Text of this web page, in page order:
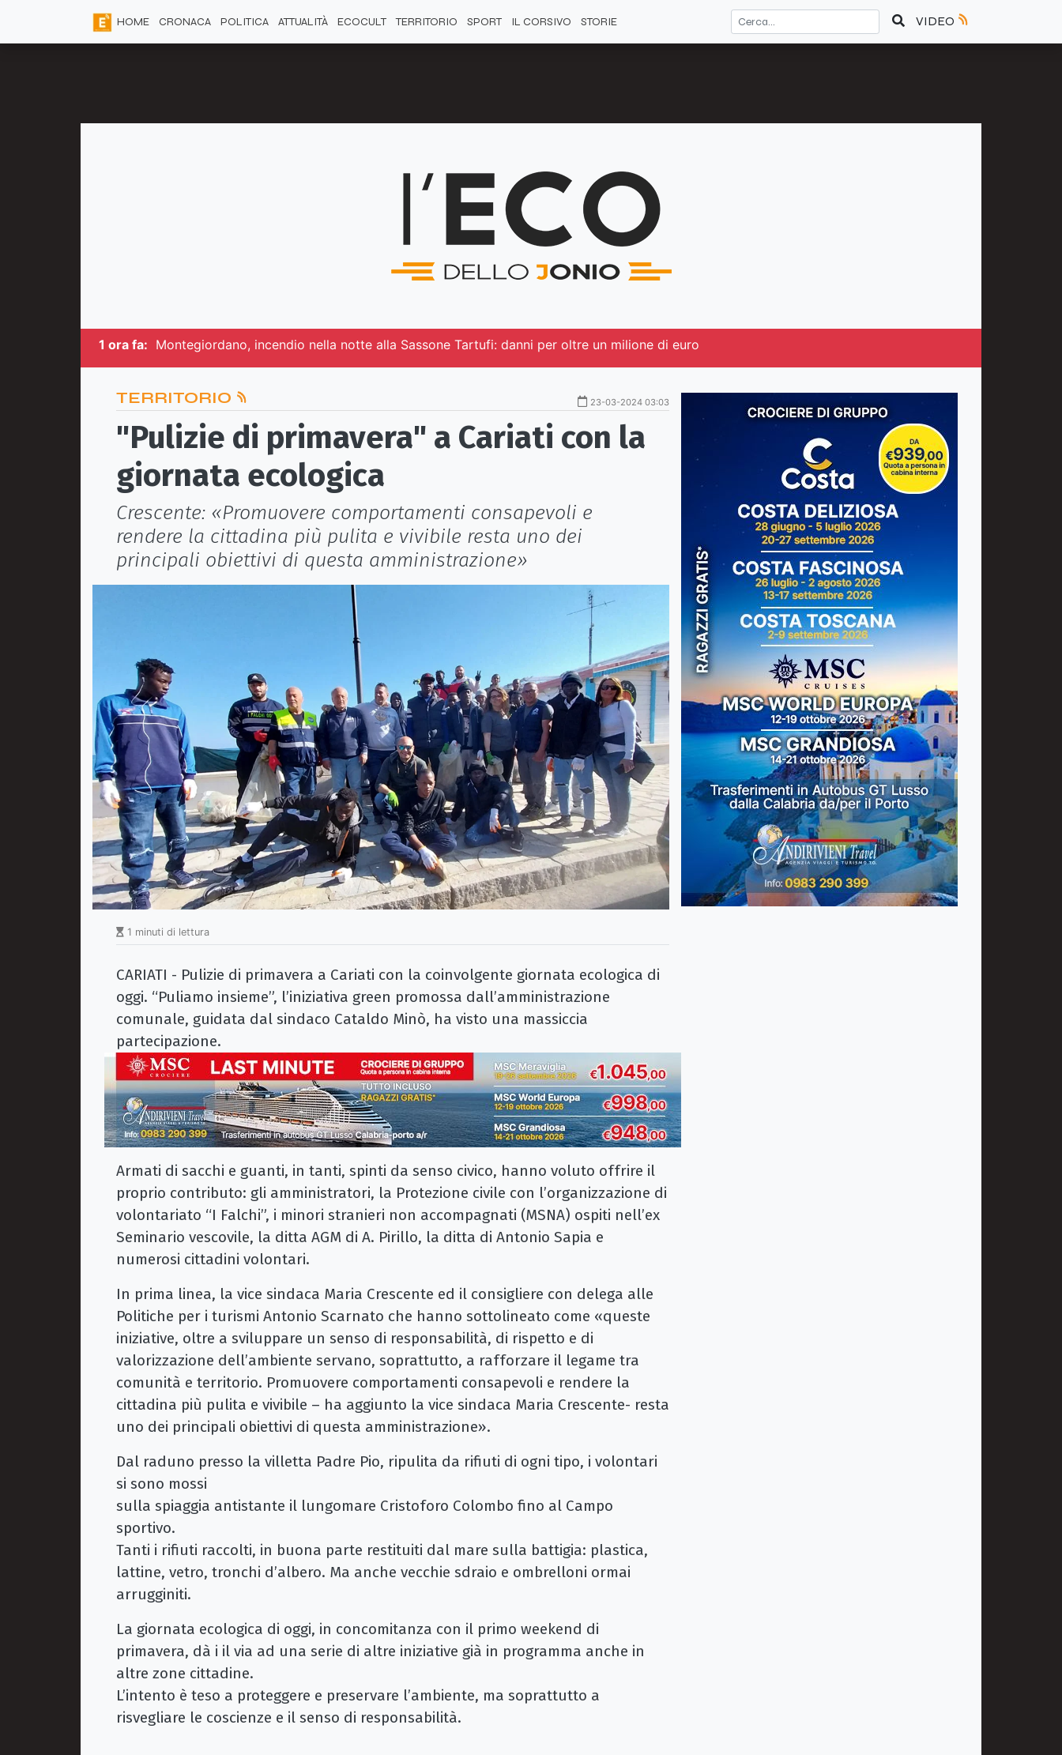
HOME CRONACA POLITICA ATTUALITÀ ECOCULT TERRITORIO SPORT IL CORSIVO STORIE VIDEO
1 ora fa: Montegiordano, incendio nella notte alla Sassone Tartufi: danni per oltre un milione di euro
TERRITORIO 23-03-2024 03:03
"Pulizie di primavera" a Cariati con la
giornata ecologica
Crescente: «Promuovere comportamenti consapevoli e
rendere la cittadina più pulita e vivibile resta uno dei
principali obiettivi di questa amministrazione»
1 minuti di lettura
CARIATI - Pulizie di primavera a Cariati con la coinvolgente giornata ecologica di
oggi. “Puliamo insieme”, l’iniziativa green promossa dall’amministrazione
comunale, guidata dal sindaco Cataldo Minò, ha visto una massiccia
partecipazione.
Armati di sacchi e guanti, in tanti, spinti da senso civico, hanno voluto offrire il
proprio contributo: gli amministratori, la Protezione civile con l’organizzazione di
volontariato “I Falchi”, i minori stranieri non accompagnati (MSNA) ospiti nell’ex
Seminario vescovile, la ditta AGM di A. Pirillo, la ditta di Antonio Sapia e
numerosi cittadini volontari.
In prima linea, la vice sindaca Maria Crescente ed il consigliere con delega alle
Politiche per i turismi Antonio Scarnato che hanno sottolineato come «queste
iniziative, oltre a sviluppare un senso di responsabilità, di rispetto e di
valorizzazione dell’ambiente servano, soprattutto, a rafforzare il legame tra
comunità e territorio. Promuovere comportamenti consapevoli e rendere la
cittadina più pulita e vivibile – ha aggiunto la vice sindaca Maria Crescente- resta
uno dei principali obiettivi di questa amministrazione».
Dal raduno presso la villetta Padre Pio, ripulita da rifiuti di ogni tipo, i volontari
si sono mossi
sulla spiaggia antistante il lungomare Cristoforo Colombo fino al Campo
sportivo.
Tanti i rifiuti raccolti, in buona parte restituiti dal mare sulla battigia: plastica,
lattine, vetro, tronchi d’albero. Ma anche vecchie sdraio e ombrelloni ormai
arrugginiti.
La giornata ecologica di oggi, in concomitanza con il primo weekend di
primavera, dà i il via ad una serie di altre iniziative già in programma anche in
altre zone cittadine.
L’intento è teso a proteggere e preservare l’ambiente, ma soprattutto a
risvegliare le coscienze e il senso di responsabilità.